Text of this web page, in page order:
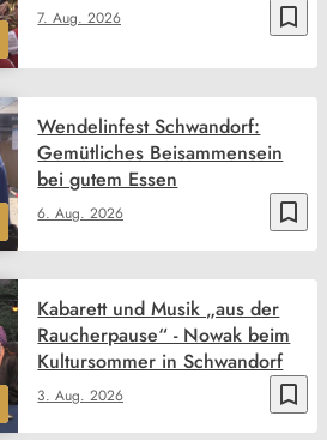
bookmark_border
7. Aug. 2026
bookmark_border
6. Aug. 2026
Wendelinfest Schwandorf:
Gemütliches Beisammensein
bei gutem Essen
bookmark_border
3. Aug. 2026
Kabarett und Musik „aus der
Raucherpause“ - Nowak beim
Kultursommer in Schwandorf